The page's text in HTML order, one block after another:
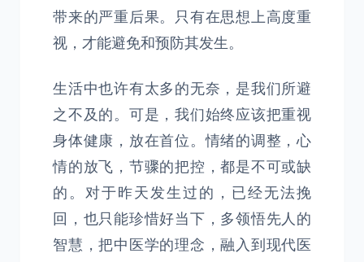
带来的严重后果。只有在思想上高度重
视，才能避免和预防其发生。
生活中也许有太多的无奈，是我们所避
之不及的。可是，我们始终应该把重视
身体健康，放在首位。情绪的调整，心
情的放飞，节骤的把控，都是不可或缺
的。对于昨天发生过的，已经无法挽
回，也只能珍惜好当下，多领悟先人的
智慧，把中医学的理念，融入到现代医